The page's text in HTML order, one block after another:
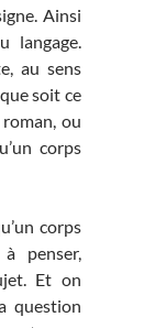
Ainsi
langage.
au sens
soit ce
roman, ou
corps
corps
penser,
Et on
question